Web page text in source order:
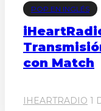
POP EN INGLÉS
con Match
IHEARTRADIO 1